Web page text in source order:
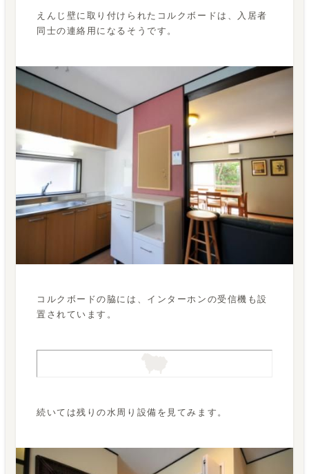
えんじ壁に取り付けられたコルクボードは、入居者
同士の連絡用になるそうです。
コルクボードの脇には、インターホンの受信機も設
置されています。
続いては残りの水周り設備を見てみます。